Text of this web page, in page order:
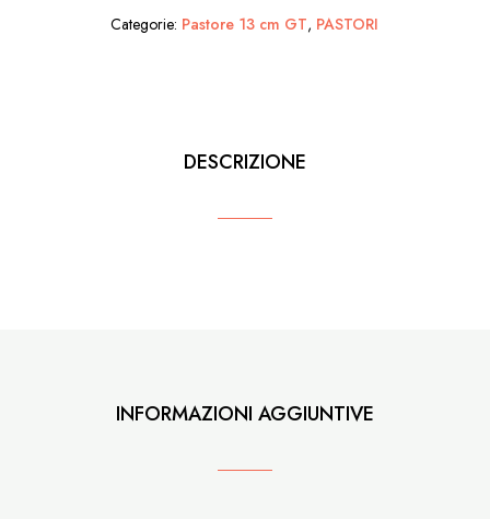
terracotta
Categorie: Pastore 13 cm GT, PASTORI
DESCRIZIONE
INFORMAZIONI AGGIUNTIVE